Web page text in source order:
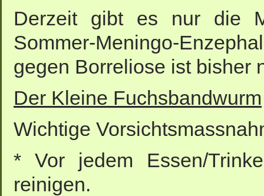
Derzeit gibt es nur die
Sommer-Meningo-
gegen Borreliose ist bisher
Der Kleine Fuchsbandwurm
Wichtige
* Vor jedem Essen/
reinigen.